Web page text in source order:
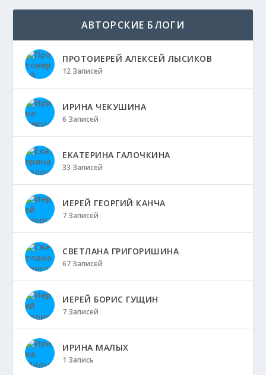
АВТОРСКИЕ БЛОГИ
ПРОТОИЕРЕЙ АЛЕКСЕЙ ЛЫСИКОВ
12 Записей
ИРИНА ЧЕКУШИНА
6 Записей
ЕКАТЕРИНА ГАЛОЧКИНА
33 Записей
ИЕРЕЙ ГЕОРГИЙ КАНЧА
7 Записей
СВЕТЛАНА ГРИГОРИШИНА
67 Записей
ИЕРЕЙ БОРИС ГУЩИН
7 Записей
ИРИНА МАЛЫХ
1 Запись